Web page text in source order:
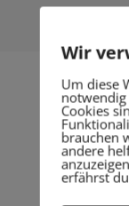
Wir
Um diese
notwendig
Cookies
brauchen
andere
erfährst